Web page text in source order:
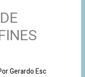
Gerardo Esc